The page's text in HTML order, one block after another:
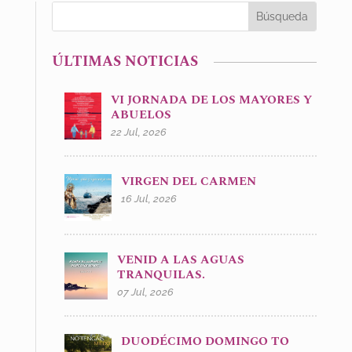
ÚLTIMAS NOTICIAS
VI JORNADA DE LOS MAYORES Y
ABUELOS
22 Jul, 2026
VIRGEN DEL CARMEN
16 Jul, 2026
VENID A LAS AGUAS
TRANQUILAS.
07 Jul, 2026
DUODÉCIMO DOMINGO TO